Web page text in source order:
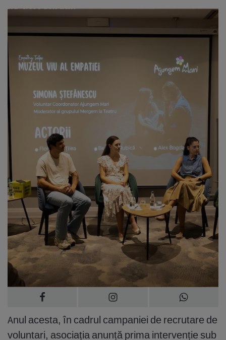
Anul acesta, în cadrul campaniei de recrutare de
voluntari, asociația anunță prima intervenție sub